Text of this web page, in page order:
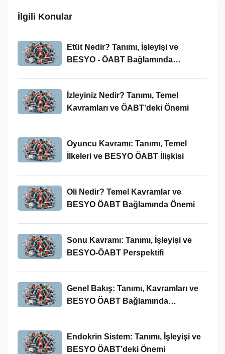
İlgili Konular
Etüt Nedir? Tanımı, İşleyişi ve
BESYO - ÖABT Bağlamında
İzleyiniz Nedir? Tanımı, Temel
Kavramları ve ÖABT’deki Önemi
Oyuncu Kavramı: Tanımı, Temel
İlkeleri ve BESYO ÖABT İlişkisi
Oli Nedir? Temel Kavramlar ve
BESYO ÖABT Bağlamında Önemi
Sonu Kavramı: Tanımı, İşleyişi ve
BESYO-ÖABT Perspektifi
Genel Bakış: Tanımı, Kavramları ve
BESYO ÖABT Bağlamında
Endokrin Sistem: Tanımı, İşleyişi ve
BESYO ÖABT’deki Önemi